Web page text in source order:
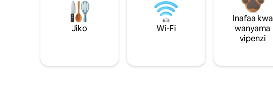
Jiko Wi-Fi
Inafaa kwa
wanyama
vipenzi